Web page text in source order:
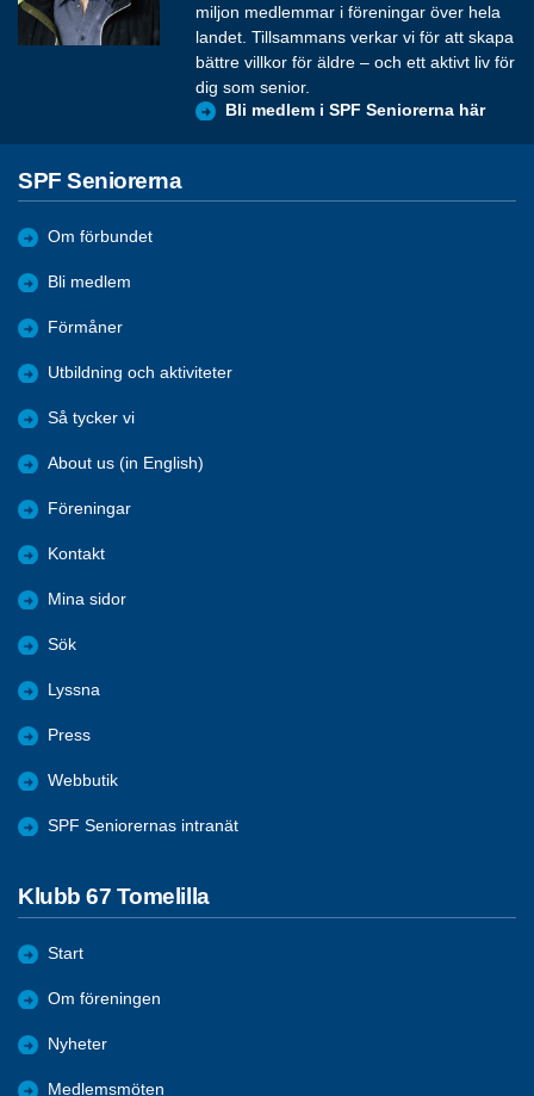
miljon medlemmar i föreningar över hela
landet. Tillsammans verkar vi för att skapa
bättre villkor för äldre – och ett aktivt liv för
dig som senior.
Bli medlem i SPF Seniorerna här
SPF Seniorerna
Om förbundet
Bli medlem
Förmåner
Utbildning och aktiviteter
Så tycker vi
About us (in English)
Föreningar
Kontakt
Mina sidor
Sök
Lyssna
Press
Webbutik
SPF Seniorernas intranät
Klubb 67 Tomelilla
Start
Om föreningen
Nyheter
Medlemsmöten